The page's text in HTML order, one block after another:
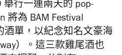
舉行一連兩天的 pop-
將為 BAM Festival
酒單，以紀念知名文豪海
）。這三款雞尾酒也